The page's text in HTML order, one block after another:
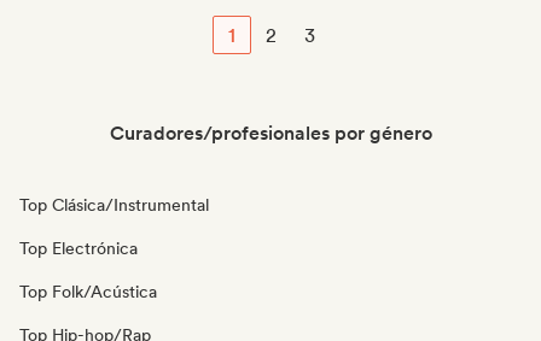
1 2 3
Curadores/profesionales por género
Top Clásica/Instrumental
Top Electrónica
Top Folk/Acústica
Top Hip-hop/Rap